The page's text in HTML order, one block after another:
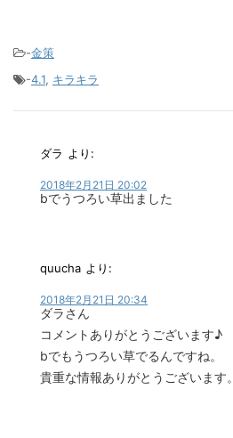
-金策
-4.1, キラキラ
ダラ より:
2018年2月21日 20:02
bでうつろい草出ました
quucha より:
2018年2月21日 20:34
ダラさん
コメントありがとうございます♪
bでもうつろい草でるんですね。
貴重な情報ありがとうございます。